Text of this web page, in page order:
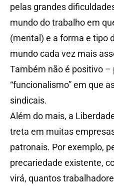
pelas grandes
mundo do trabalho em
(mental) e a forma e tipo
mundo cada vez mais
Também não é positivo
“funcionalismo” em que
sindicais.
Além do mais, a
treta em muitas
patronais. Por exemplo,
precariedade existente,
virá, quantos